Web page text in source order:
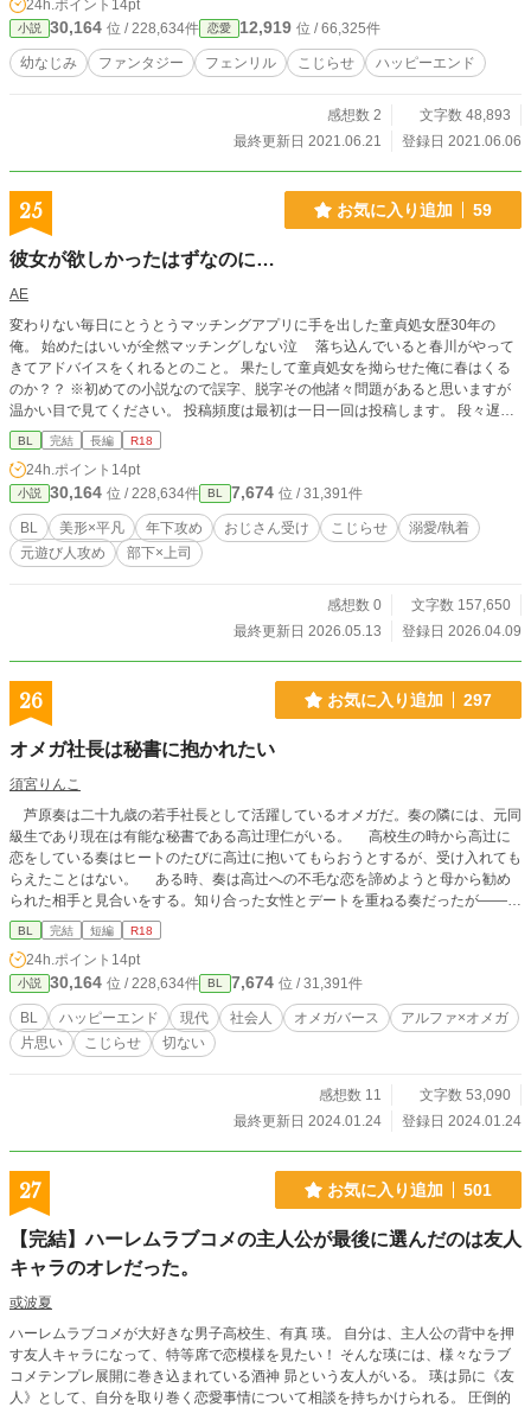
24h.ポイント 14pt
小説 30,164 位 / 228,634件 恋愛 12,919 位 / 66,325件
幼なじみ ファンタジー フェンリル こじらせ ハッピーエンド
感想数 2
文字数 48,893
最終更新日 2021.06.21
登録日 2021.06.06
25 お気に入り追加 59
彼女が欲しかったはずなのに…
AE
変わりない毎日にとうとうマッチングアプリに手を出した童貞処女歴30年の
俺。 始めたはいいが全然マッチングしない泣 落ち込んでいると春川がやって
きてアドバイスをくれるとのこと。 果たして童貞処女を拗らせた俺に春はくる
のか？？ ※初めての小説なので誤字、脱字その他諸々問題があると思いますが
温かい目で見てください。 投稿頻度は最初は一日一回は投稿します。 段々遅く
なるかもです… メインストーリーと春川視点(メインより短め)交互に出してま
す。 設定もしかしたらどんどんずれちゃうかもです。 ご了承ください。 メイン
キャラ 主人公30歳童貞処女拗らせおじさん 上司 田中綾文(たなかあやふみ) 社
内のイケメン部下 25歳 春川沙希(はるかわさき)
BL 完結 長編 R18
24h.ポイント 14pt
小説 30,164 位 / 228,634件 BL 7,674 位 / 31,391件
BL 美形×平凡 年下攻め おじさん受け こじらせ
溺愛/執着
元遊び人攻め
部下×上司
感想数 0
文字数 157,650
最終更新日 2026.05.13
登録日 2026.04.09
26 お気に入り追加 297
オメガ社長は秘書に抱かれたい
須宮りんこ
芦原奏は二十九歳の若手社長として活躍しているオメガだ。奏の隣には、元同
級生であり現在は有能な秘書である高辻理仁がいる。 高校生の時から高辻に
恋をしている奏はヒートのたびに高辻に抱いてもらおうとするが、受け入れても
らえたことはない。 ある時、奏は高辻への不毛な恋を諦めようと母から勧め
られた相手と見合いをする。知り合った女性とデートを重ねる奏だったが――。
※この作品はエブリスタとムーンライトノベルスにも掲載しています。
BL 完結 短編 R18
24h.ポイント 14pt
小説 30,164 位 / 228,634件 BL 7,674 位 / 31,391件
BL ハッピーエンド 現代 社会人 オメガバース
アルファ×オメガ
片思い
こじらせ 切ない
感想数 11
文字数 53,090
最終更新日 2024.01.24
登録日 2024.01.24
27 お気に入り追加 501
【完結】ハーレムラブコメの主人公が最後に選んだのは友人
キャラのオレだった。
或波夏
ハーレムラブコメが大好きな男子高校生、有真 瑛。 自分は、主人公の背中を押
す友人キャラになって、特等席で恋模様を見たい！ そんな瑛には、様々なラブ
コメテンプレ展開に巻き込まれている酒神 昴という友人がいる。 瑛は昴に《友
人》として、自分を取り巻く恋愛事情について相談を持ちかけられる。 圧倒的